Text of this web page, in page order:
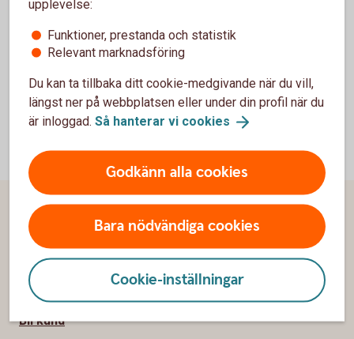
upplevelse:
Funktioner, prestanda och statistik
Relevant marknadsföring
Du kan ta tillbaka ditt cookie-medgivande när du vill,
längst ner på webbplatsen eller under din profil när du
är inloggad. Så hanterar vi cookies
Godkänn alla cookies
Bara nödvändiga cookies
Cookie-inställningar
Sidfot
Hitta snabbt
Kontakta oss
Spärrhjälp
Bli kund